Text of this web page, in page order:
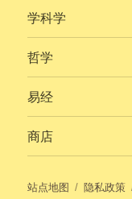
学科学
哲学
易经
商店
站点地图 隐私政策